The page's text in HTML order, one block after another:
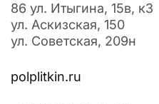
86 ул. Итыгина, 15в, к3
ул. Аскизская, 150
ул. Советская, 209н
polplitkin.ru